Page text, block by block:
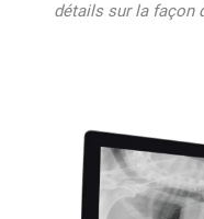
détails sur la façon